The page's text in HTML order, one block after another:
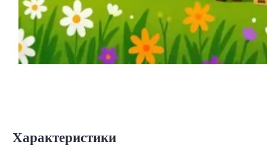
Характеристики